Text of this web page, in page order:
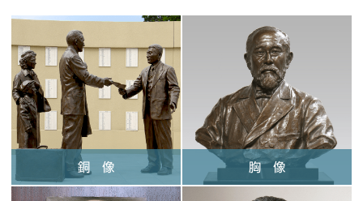
銅 像 胸 像